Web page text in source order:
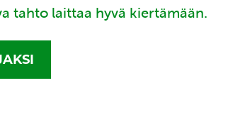
tahto laittaa hyvä kiertämään.